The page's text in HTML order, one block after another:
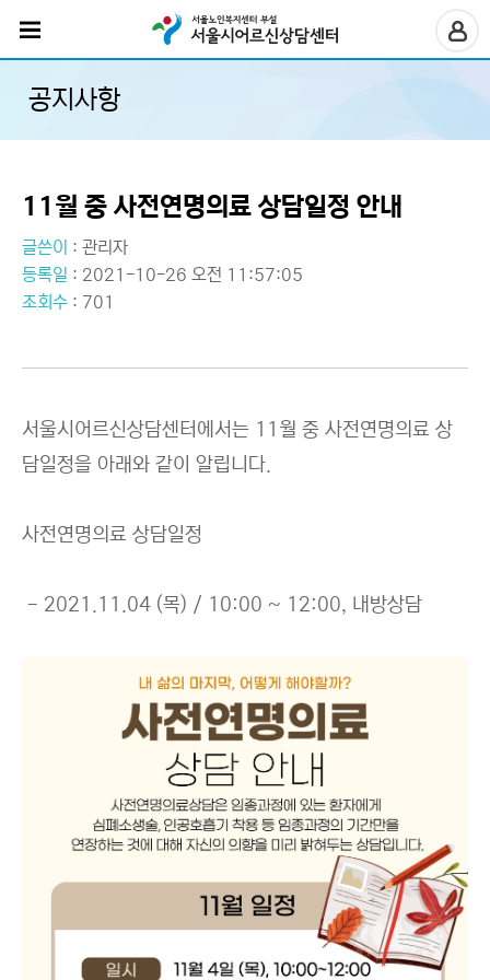
공지사항
11월 중 사전연명의료 상담일정 안내
글쓴이 : 관리자
등록일 : 2021-10-26 오전 11:57:05
조회수 : 701
서울시어르신상담센터에서는 11월 중 사전연명의료 상
담일정을 아래와 같이 알립니다.
사전연명의료 상담일정
- 2021.11.04 (목) / 10:00 ~ 12:00, 내방상담